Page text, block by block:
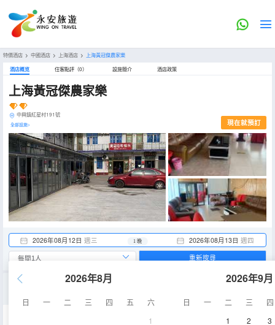
特價酒店 > 中國酒店 > 上海酒店 > 上海黃冠傑農家樂
酒店概览 住客點評（0） 設施簡介 酒店政策
上海黃冠傑農家樂
中興鎮紅星村191號
全部設施> 現在就預訂
2026年08月12日 週三 2026年08月13日 週四
1 晚
2026年8月
日 一 二 三 四 五
六
1
2026年9月
日 一 二 三
四
1
2 3
重新搜尋